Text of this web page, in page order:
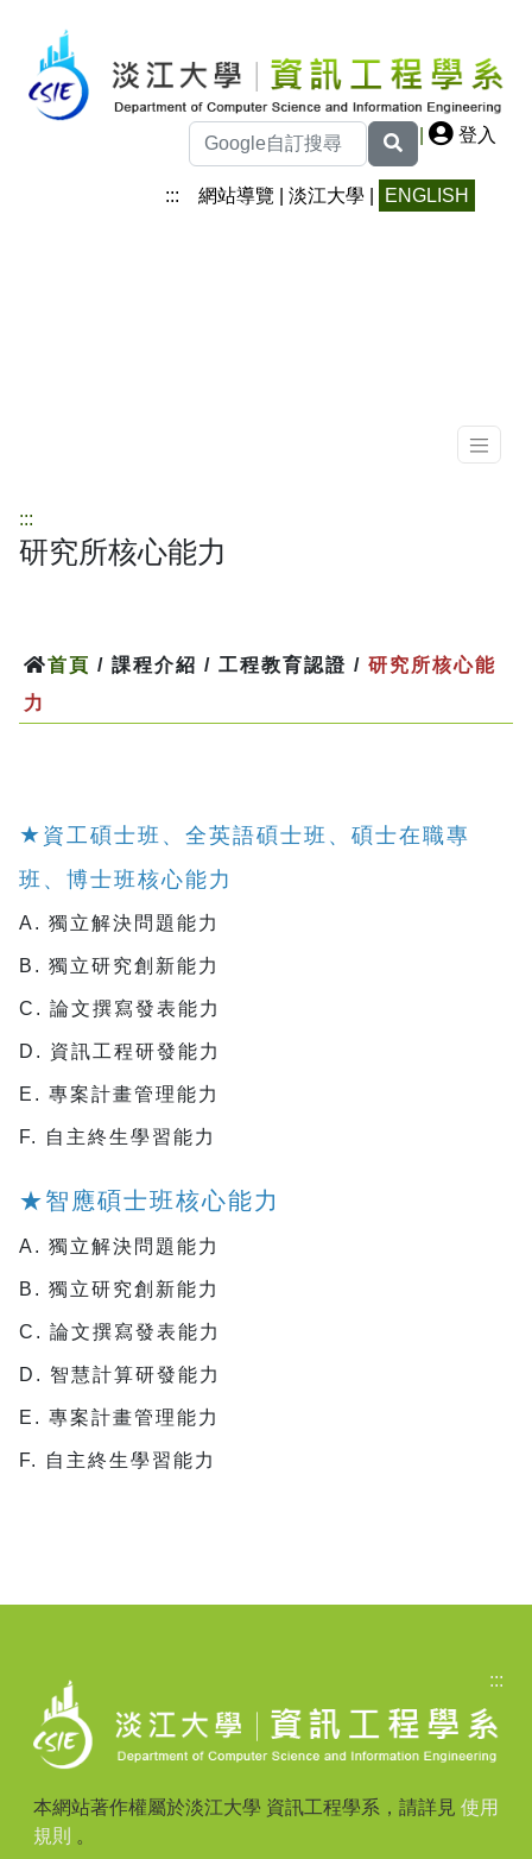
| 登入
::: 網站導覽 淡江大學 ENGLISH
:::
研究所核心能力
首頁 / 課程介紹 / 工程教育認證 / 研究所核心能
力
★ 資工碩士班、全英語碩士班、碩士在職專
班、博士班核心能力
A. 獨立解決問題能力
B. 獨立研究創新能力
C. 論文撰寫發表能力
D. 資訊工程研發能力
E. 專案計畫管理能力
F. 自主終生學習能力
★智應碩士班核心能力
A. 獨立解決問題能力
B. 獨立研究創新能力
C. 論文撰寫發表能力
D. 智慧計算研發能力
E. 專案計畫管理能力
F. 自主終生學習能力
:::
本網站著作權屬於淡江大學 資訊工程學系，請詳見 使用
規則 。